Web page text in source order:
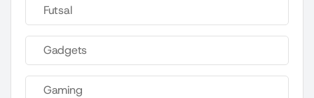
Futsal
Gadgets
Gaming